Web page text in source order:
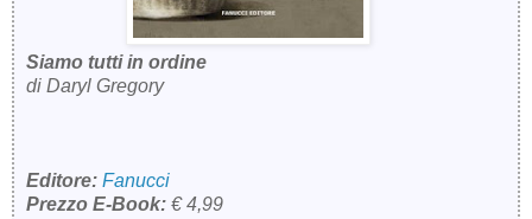
Siamo tutti in ordine
di Daryl Gregory
Editore: Fanucci
Prezzo E-Book: € 4,99